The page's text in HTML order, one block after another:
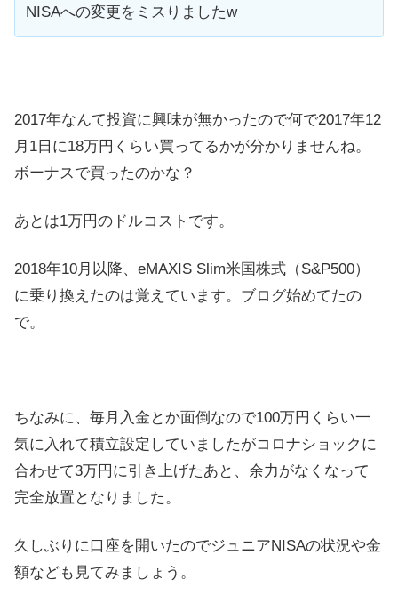
NISAへの変更をミスりましたw
2017年なんて投資に興味が無かったので何で2017年12
月1日に18万円くらい買ってるかが分かりませんね。
ボーナスで買ったのかな？
あとは1万円のドルコストです。
2018年10月以降、eMAXIS Slim米国株式（S&P500）
に乗り換えたのは覚えています。ブログ始めてたの
で。
ちなみに、毎月入金とか面倒なので100万円くらい一
気に入れて積立設定していましたがコロナショックに
合わせて3万円に引き上げたあと、余力がなくなって
完全放置となりました。
久しぶりに口座を開いたのでジュニアNISAの状況や金
額なども見てみましょう。